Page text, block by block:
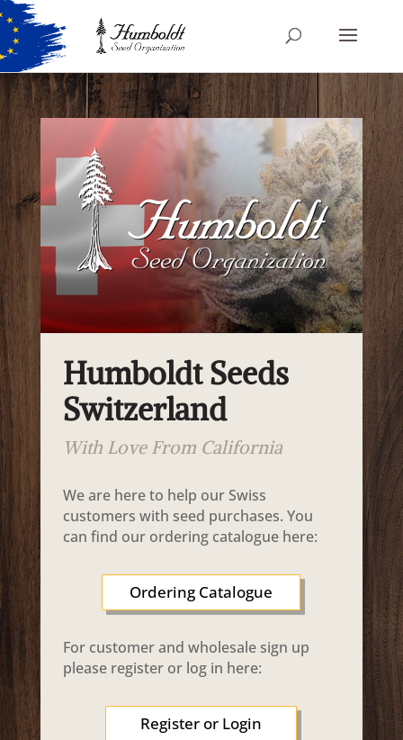
Humboldt Seeds
Switzerland
With Love From California
We are here to help our Swiss
customers with seed purchases. You
can find our ordering catalogue here:
Ordering Catalogue
For customer and wholesale sign up
please register or log in here:
Register or Login